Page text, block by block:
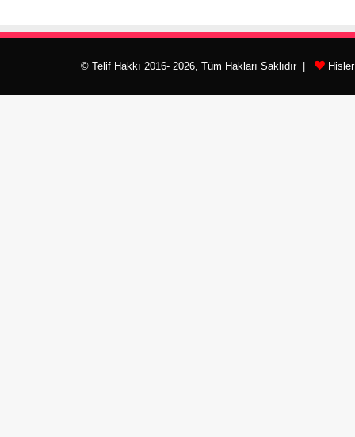
© Telif Hakkı 2016- 2026, Tüm Hakları Saklıdır |